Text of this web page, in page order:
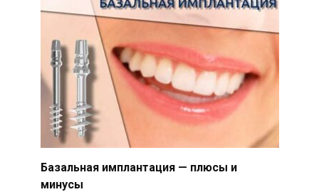
Базальная имплантация — плюсы и
минусы